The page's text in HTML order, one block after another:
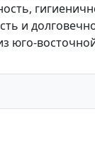
и
юго-